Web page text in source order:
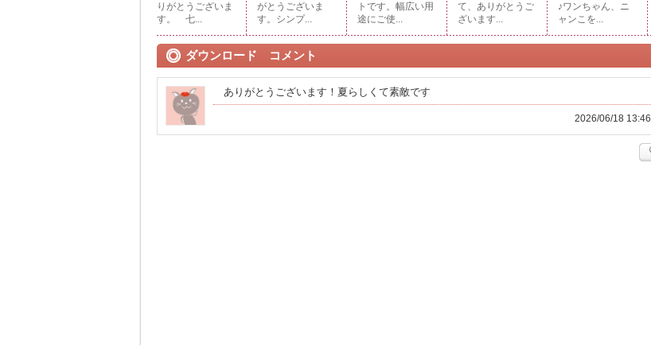
りがとうございま
す。 七...
がとうございま
す。シンプ...
トです。幅広い用
途にご使...
て、ありがとうご
ざいます...
♪ワンちゃん、ニ
ャンこを...
ダウンロード コメント
ありがとうございます！夏らしくて素敵です
2026/06/18 13:46